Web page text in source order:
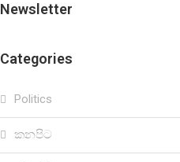
Newsletter
Categories
Politics
කනපිට